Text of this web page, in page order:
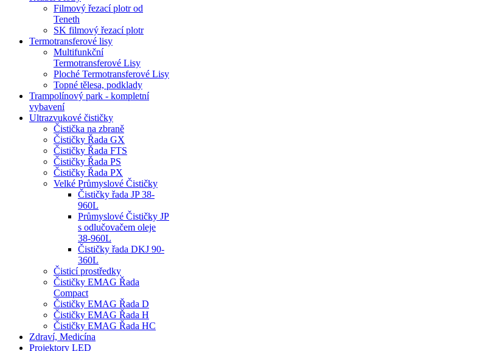
Filmový řezací plotr od
Teneth
SK filmový řezací plotr
Termotransferové lisy
Multifunkční
Termotransferové Lisy
Ploché Termotransferové Lisy
Topné tělesa, podklady
Trampolínový park - kompletní
vybavení
Ultrazvukové čističky
Čistička na zbraně
Čističky Řada GX
Čističky Řada FTS
Čističky Řada PS
Čističky Řada PX
Velké Průmyslové Čističky
Čističky řada JP 38-
960L
Průmyslové Čističky JP
s odlučovačem oleje
38-960L
Čističky řada DKJ 90-
360L
Čisticí prostředky
Čističky EMAG Řada
Compact
Čističky EMAG Řada D
Čističky EMAG Řada H
Čističky EMAG Řada HC
Zdraví, Medicína
Projektory LED